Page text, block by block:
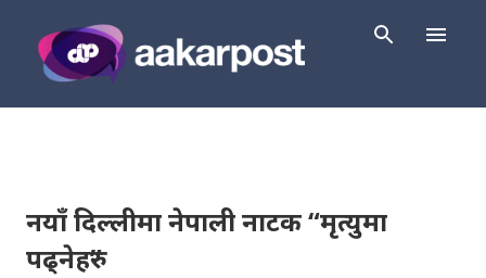
नयाँ दिल्लीमा नेपाली नाटक “मृत्युमा
पढ्नेहरु”